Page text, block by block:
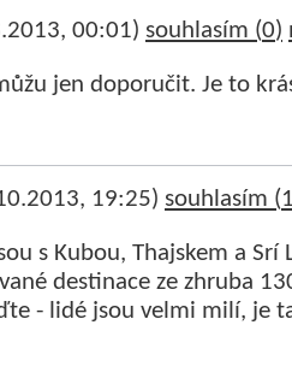
00:01) souhlasím (0)
jen doporučit. Je to
19:25) souhlasím (
s Kubou, Thajskem a
destinace ze zhruba
- lidé jsou velmi milí, je